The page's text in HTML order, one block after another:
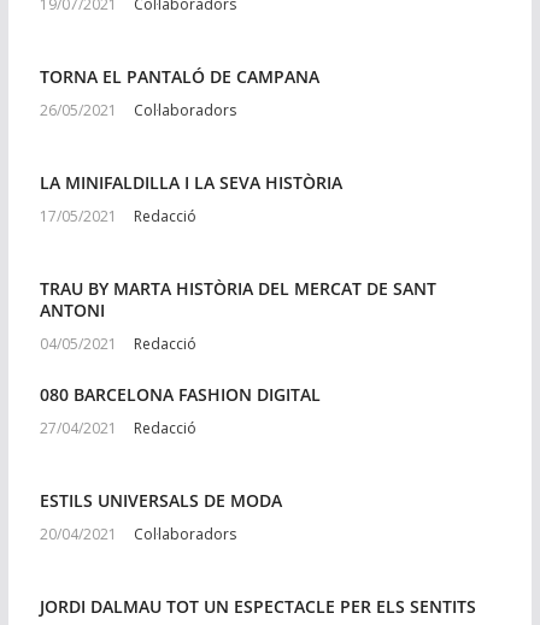
19/07/2021 Col·laboradors
TORNA EL PANTALÓ DE CAMPANA
26/05/2021 Col·laboradors
LA MINIFALDILLA I LA SEVA HISTÒRIA
17/05/2021 Redacció
TRAU BY MARTA HISTÒRIA DEL MERCAT DE SANT
ANTONI
04/05/2021 Redacció
080 BARCELONA FASHION DIGITAL
27/04/2021 Redacció
ESTILS UNIVERSALS DE MODA
20/04/2021 Col·laboradors
JORDI DALMAU TOT UN ESPECTACLE PER ELS SENTITS